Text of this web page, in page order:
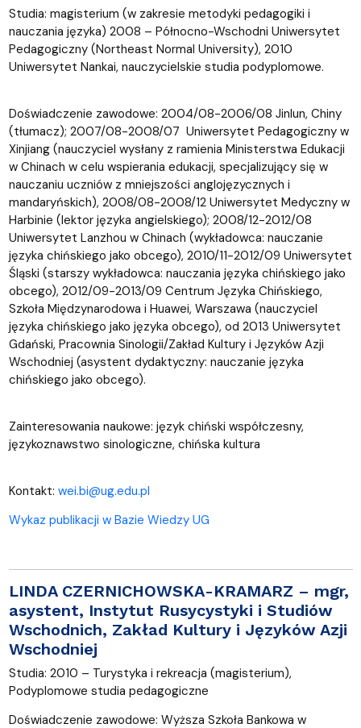
Studia: magisterium (w zakresie metodyki pedagogiki i
nauczania języka) 2008 – Północno-Wschodni Uniwersytet
Pedagogiczny (Northeast Normal University), 2010
Uniwersytet Nankai, nauczycielskie studia podyplomowe.
Doświadczenie zawodowe: 2004/08-2006/08 Jinlun, Chiny
(tłumacz); 2007/08-2008/07 Uniwersytet Pedagogiczny w
Xinjiang (nauczyciel wysłany z ramienia Ministerstwa Edukacji
w Chinach w celu wspierania edukacji, specjalizujący się w
nauczaniu uczniów z mniejszości anglojęzycznych i
mandaryńskich), 2008/08-2008/12 Uniwersytet Medyczny w
Harbinie (lektor języka angielskiego); 2008/12-2012/08
Uniwersytet Lanzhou w Chinach (wykładowca: nauczanie
języka chińskiego jako obcego), 2010/11-2012/09 Uniwersytet
Śląski (starszy wykładowca: nauczania języka chińskiego jako
obcego), 2012/09-2013/09 Centrum Języka Chińskiego,
Szkoła Międzynarodowa i Huawei, Warszawa (nauczyciel
języka chińskiego jako języka obcego), od 2013 Uniwersytet
Gdański, Pracownia Sinologii/Zakład Kultury i Języków Azji
Wschodniej (asystent dydaktyczny: nauczanie języka
chińskiego jako obcego).
Zainteresowania naukowe: język chiński współczesny,
językoznawstwo sinologiczne, chińska kultura
Kontakt: wei.bi@ug.edu.pl
Wykaz publikacji w Bazie Wiedzy UG
LINDA CZERNICHOWSKA-KRAMARZ – mgr,
asystent, Instytut Rusycystyki i Studiów
Wschodnich, Zakład Kultury i Języków Azji
Wschodniej
Studia: 2010 – Turystyka i rekreacja (magisterium),
Podyplomowe studia pedagogiczne
Doświadczenie zawodowe: Wyższa Szkoła Bankowa w